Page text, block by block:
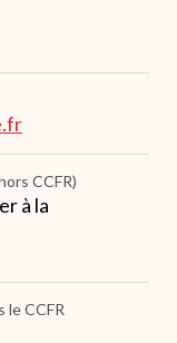
CCFR)
à la
CCFR